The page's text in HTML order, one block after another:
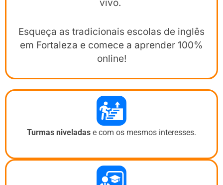
vivo.
Esqueça as tradicionais escolas de inglês
em Fortaleza e comece a aprender 100%
online!
Turmas niveladas e com os mesmos interesses.